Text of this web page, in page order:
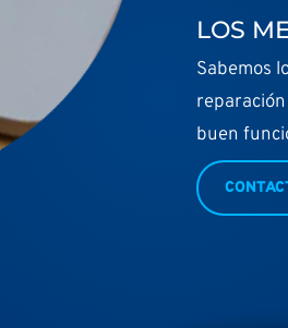
LOS
Sabemos
buen